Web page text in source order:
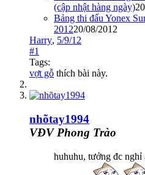
(cập nhật hàng ngày)
Bảng thi đấu Yonex
201220/08/2012
Harry, 5/9/12
#1
Tags:
vợt gỗ thích bài này.
nhõtay1994
VĐV Phong Trào
huhuhu, tưởng đc